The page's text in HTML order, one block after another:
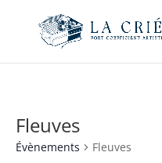
Fleuves
Évènements Fleuves